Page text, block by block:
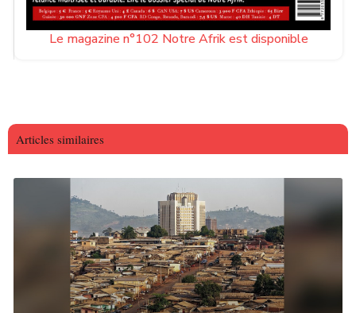
Le magazine n°102 Notre Afrik est disponible
Articles similaires